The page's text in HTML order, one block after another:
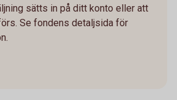
sätts in på ditt konto eller att
Se fondens detaljsida för